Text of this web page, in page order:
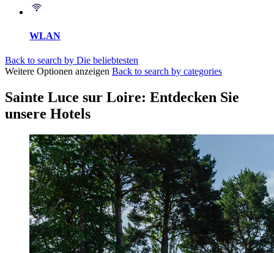
WLAN
Back to search by Die beliebtesten
Weitere Optionen anzeigen Back to search by categories
Sainte Luce sur Loire: Entdecken Sie
unsere Hotels